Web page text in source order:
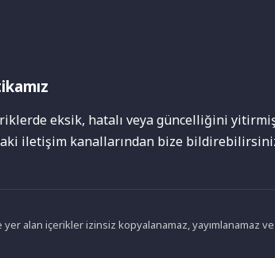
eksik, hatalı veya güncelliğini
iletişim kanallarından bize
yer alan içerikler izinsiz kopyalanamaz, yayımlanamaz